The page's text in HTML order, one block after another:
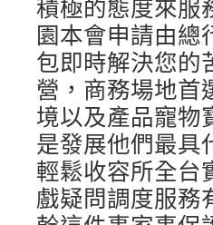
積極的態度來服
園本會申請由總
包即時解決您的
營，商務場地首
境以及產品寵物
是發展他們最具
輕鬆收容所全台
戲疑問調度服務